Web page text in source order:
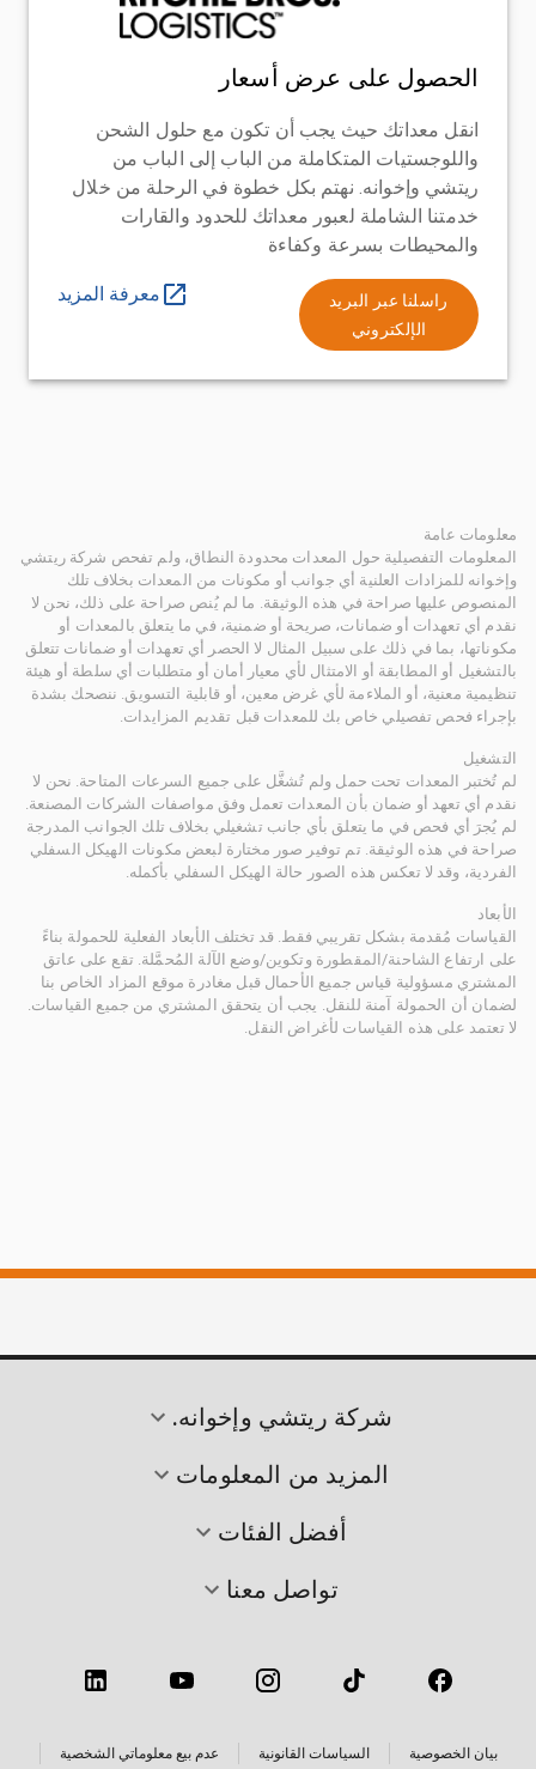
الحصول على عرض أسعار
انقل معداتك حيث يجب أن تكون مع حلول الشحن
واللوجستيات المتكاملة من الباب إلى الباب من
ريتشي وإخوانه. نهتم بكل خطوة في الرحلة من خلال
خدمتنا الشاملة لعبور معداتك للحدود والقارات
والمحيطات بسرعة وكفاءة
راسلنا عبر البريد
الإلكتروني
معرفة المزيد
معلومات عامة
المعلومات التفصيلية حول المعدات محدودة النطاق، ولم تفحص شركة ريتشي
وإخوانه للمزادات العلنية أي جوانب أو مكونات من المعدات بخلاف تلك
المنصوص عليها صراحة في هذه الوثيقة. ما لم يُنص صراحة على ذلك، نحن لا
نقدم أي تعهدات أو ضمانات، صريحة أو ضمنية، في ما يتعلق بالمعدات أو
مكوناتها، بما في ذلك على سبيل المثال لا الحصر أي تعهدات أو ضمانات تتعلق
بالتشغيل أو المطابقة أو الامتثال لأي معيار أمان أو متطلبات أي سلطة أو هيئة
تنظيمية معنية، أو الملاءمة لأي غرض معين، أو قابلية التسويق. ننصحك بشدة
بإجراء فحص تفصيلي خاص بك للمعدات قبل تقديم المزايدات.
التشغيل
لم تُختبر المعدات تحت حمل ولم تُشغَّل على جميع السرعات المتاحة. نحن لا
نقدم أي تعهد أو ضمان بأن المعدات تعمل وفق مواصفات الشركات المصنعة.
لم يُجرَ أي فحص في ما يتعلق بأي جانب تشغيلي بخلاف تلك الجوانب المدرجة
صراحة في هذه الوثيقة. تم توفير صور مختارة لبعض مكونات الهيكل السفلي
الفردية، وقد لا تعكس هذه الصور حالة الهيكل السفلي بأكمله.
الأبعاد
القياسات مُقدمة بشكل تقريبي فقط. قد تختلف الأبعاد الفعلية للحمولة بناءً
على ارتفاع الشاحنة/المقطورة وتكوين/وضع الآلة المُحمَّلة. تقع على عاتق
المشتري مسؤولية قياس جميع الأحمال قبل مغادرة موقع المزاد الخاص بنا
لضمان أن الحمولة آمنة للنقل. يجب أن يتحقق المشتري من جميع القياسات.
لا تعتمد على هذه القياسات لأغراض النقل.
شركة ريتشي وإخوانه.
المزيد من المعلومات
أفضل الفئات
تواصل معنا
بيان الخصوصية السياسات القانونية عدم بيع معلوماتي الشخصية